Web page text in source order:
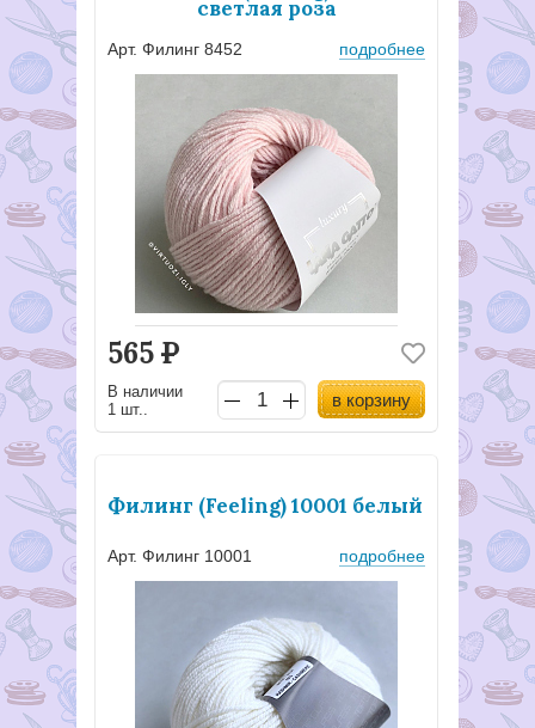
светлая роза
Арт. Филинг 8452 подробнее
565Р
В наличии
1 шт..
в корзину
Филинг (Feeling) 10001 белый
Арт. Филинг 10001 подробнее